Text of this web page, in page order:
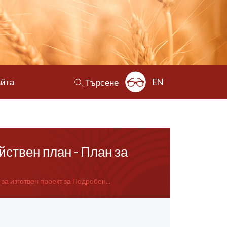
Търсене EN
план - План за
изготвен проект за Подробен...